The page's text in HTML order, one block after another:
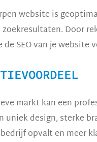
website is
Door
SEO van je website
markt kan een
uniek design, sterke
opvalt en meer